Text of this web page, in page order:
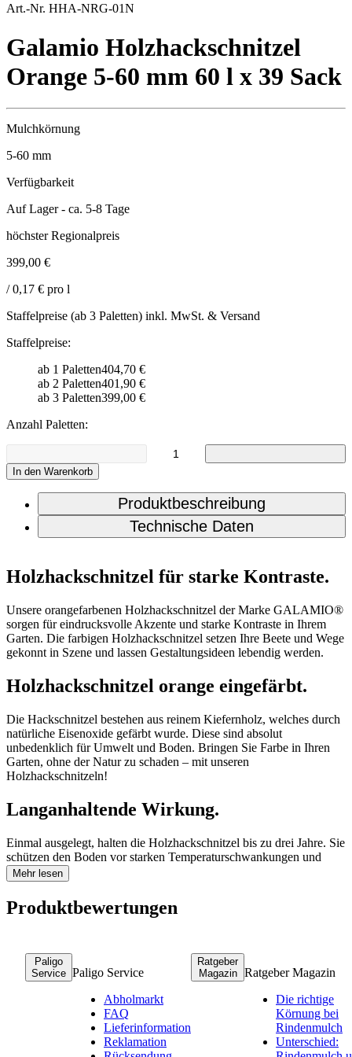
Art.-Nr. HHA-NRG-01N
Galamio Holzhackschnitzel
Orange 5-60 mm 60 l x 39 Sack
Mulchkörnung
5-60 mm
Verfügbarkeit
Auf Lager - ca. 5-8 Tage
höchster Regionalpreis
399,00 €
/ 0,17 € pro l
Staffelpreise (ab 3 Paletten) inkl. MwSt. & Versand
Staffelpreise:
ab 1 Paletten404,70 €
ab 2 Paletten401,90 €
ab 3 Paletten399,00 €
Anzahl Paletten:
In den Warenkorb
Produktbeschreibung
Technische Daten
Holzhackschnitzel für starke Kontraste.
Unsere orangefarbenen Holzhackschnitzel der Marke GALAMIO®
sorgen für eindrucksvolle Akzente und starke Kontraste in Ihrem
Garten. Die farbigen Holzhackschnitzel setzen Ihre Beete und Wege
gekonnt in Szene und lassen Gestaltungsideen lebendig werden.
Holzhackschnitzel orange eingefärbt.
Die Hackschnitzel bestehen aus reinem Kiefernholz, welches durch
natürliche Eisenoxide gefärbt wurde. Diese sind absolut
unbedenklich für Umwelt und Boden. Bringen Sie Farbe in Ihren
Garten, ohne der Natur zu schaden – mit unseren
Holzhackschnitzeln!
Langanhaltende Wirkung.
Einmal ausgelegt, halten die Holzhackschnitzel bis zu drei Jahre. Sie
schützen den Boden vor starken Temperaturschwankungen und
beugen lästigem Unkrautwachstum vor. Sparen Sie sich den
Pflegeaufwand und genießen Sie die Schönheit Ihrer Beete.
Weniger gießen dank Holzhackschnitzel.
Decken Sie Ihre Gartenflächen mit unseren Hackschnitzeln ab und
Ihre Pflanzen werden es Ihnen danken. Das Material bewahrt die
Feuchtigkeit im Boden, wodurch Sie den Gießaufwand spürbar
reduzieren. Unterstützen Sie die Wasserregulierung und schützen die
Gartenerde vor Erosionen – mit unseren Holzhackschnitzeln!
Vielseitige Gestaltungsmöglichkeiten.
Mehr lesen
Produktbewertungen
Paligo
Service Paligo Service
Abholmarkt
FAQ
Lieferinformation
Reklamation
Ratgeber
Magazin
Ratgeber Magazin
Die richtige
Körnung bei
Rindenmulch
Unterschied: